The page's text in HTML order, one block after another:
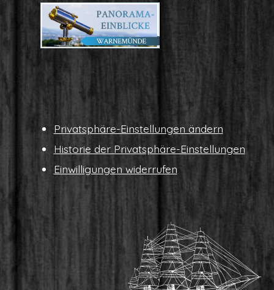
Pri­vat­sphä­re-Ein­stel­lun­gen ändern
His­to­rie der Privatsphäre-Einstellungen
Ein­wil­li­gun­gen widerrufen